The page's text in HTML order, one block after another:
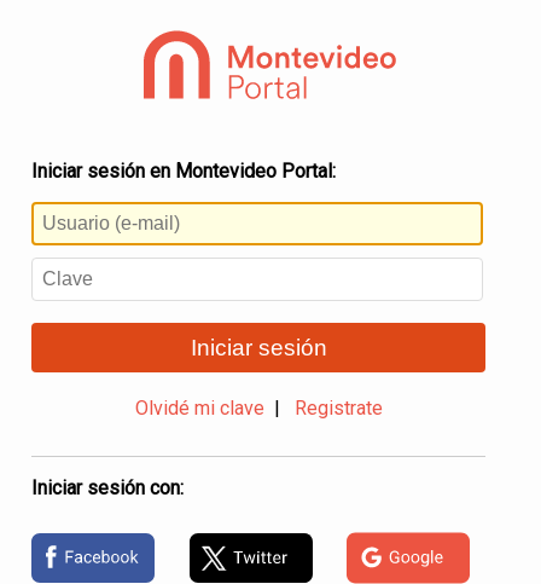
Iniciar sesión en Montevideo Portal:
Iniciar sesión
Olvidé mi clave Registrate
Iniciar sesión con: